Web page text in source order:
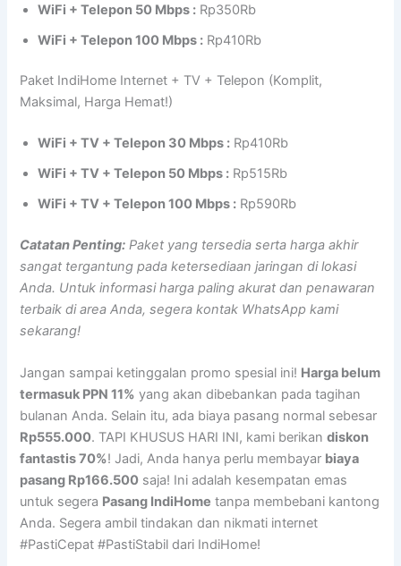
WiFi + Telepon 50 Mbps : Rp350Rb
WiFi + Telepon 100 Mbps : Rp410Rb
Paket IndiHome Internet + TV + Telepon (Komplit,
Maksimal, Harga Hemat!)
WiFi + TV + Telepon 30 Mbps : Rp410Rb
WiFi + TV + Telepon 50 Mbps : Rp515Rb
WiFi + TV + Telepon 100 Mbps : Rp590Rb
Catatan Penting: Paket yang tersedia serta harga akhir
sangat tergantung pada ketersediaan jaringan di lokasi
Anda. Untuk informasi harga paling akurat dan penawaran
terbaik di area Anda, segera kontak WhatsApp kami
sekarang!
Jangan sampai ketinggalan promo spesial ini! Harga belum
termasuk PPN 11% yang akan dibebankan pada tagihan
bulanan Anda. Selain itu, ada biaya pasang normal sebesar
Rp555.000. TAPI KHUSUS HARI INI, kami berikandiskon
fantastis 70%! Jadi, Anda hanya perlu membayar biaya
pasang Rp166.500 saja! Ini adalah kesempatan emas
untuk segera Pasang IndiHome tanpa membebani kantong
Anda. Segera ambil tindakan dan nikmati internet
#PastiCepat #PastiStabil dari IndiHome!